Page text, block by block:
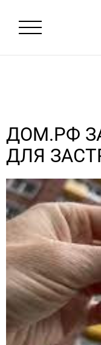
ДОМ.РФ
ДЛЯ